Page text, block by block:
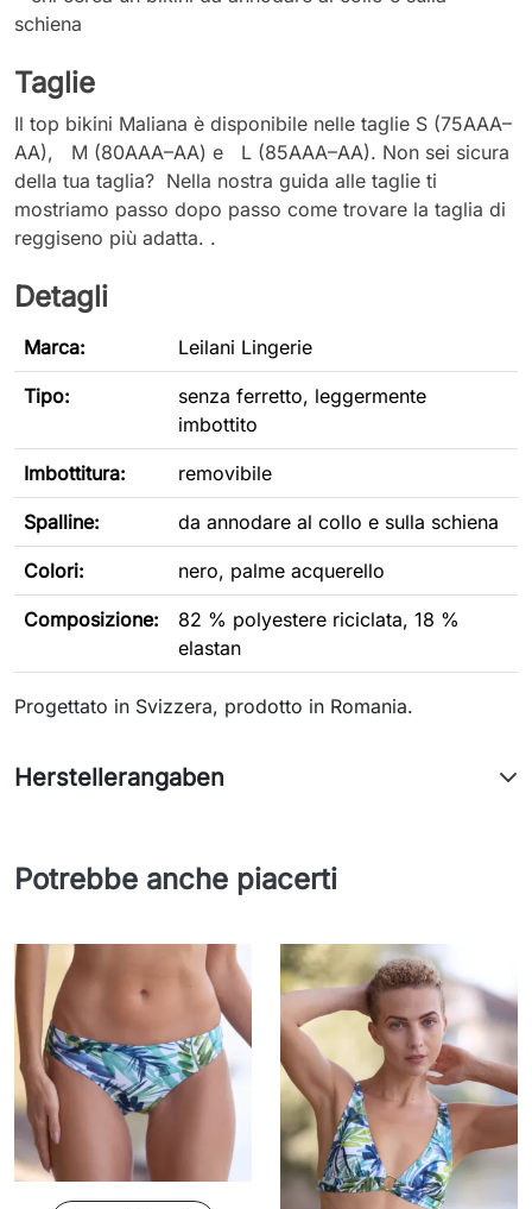
schiena
Taglie
Il top bikini Maliana è disponibile nelle taglie S (75AAA–
AA), M (80AAA–AA) e L (85AAA–AA). Non sei sicura
della tua taglia? Nella nostra guida alle taglie ti
mostriamo passo dopo passo come trovare la taglia di
reggiseno più adatta. .
Detagli
Marca: Leilani Lingerie
Tipo:
senza ferretto, leggermente
imbottito
Imbottitura: removibile
Spalline: da annodare al collo e sulla schiena
Colori: nero, palme acquerello
Composizione:
82 % polyestere riciclata, 18 %
elastan
Progettato in Svizzera, prodotto in Romania.
Herstellerangaben
Potrebbe anche piacerti